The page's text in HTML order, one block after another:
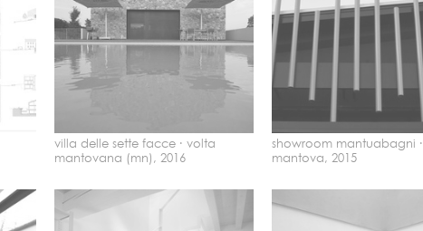
villa delle sette facce · volta
mantovana (mn), 2016
showroom mantuabagni ·
mantova, 2015